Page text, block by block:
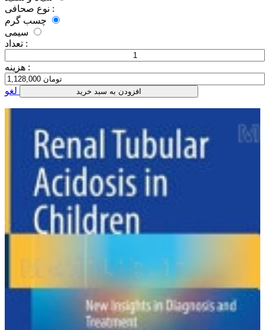
نوع صحافی :
تعداد :
هزینه :
افزودن به سبد خرید